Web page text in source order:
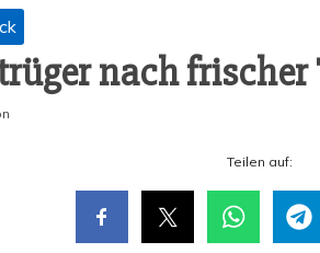
nach
Tei­len auf: